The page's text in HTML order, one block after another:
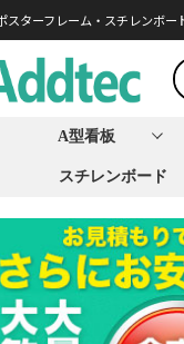
スターフレーム・スチレンボ
A型看板
スチレンボード